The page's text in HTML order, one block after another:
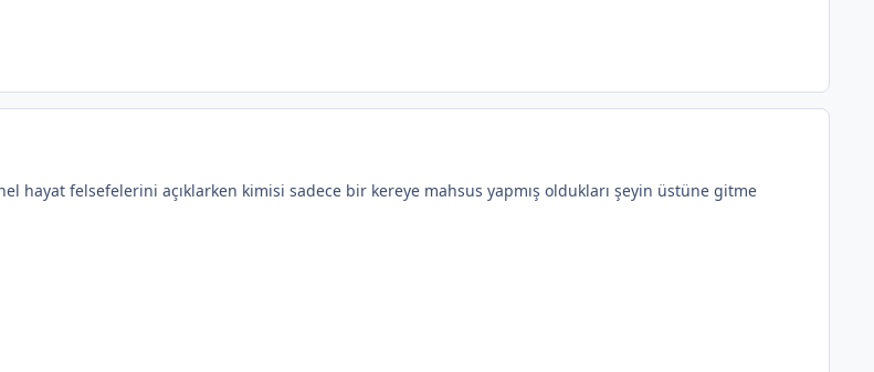
hayat felsefelerini açıklarken kimisi sadece bir kereye mahsus yapmış oldukları şeyin üstüne gitme